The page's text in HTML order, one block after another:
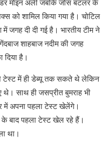
मोइन अली जबकि जोस बटलर के
को शामिल किया गया है। चोटिल
जगह दी दी गई है। भारतीय टीम ने
शाहबाज नदीम की जगह
है।
टेस्ट में ही डेब्यू तक सकते थे लेकिन
साथ ही जसप्रीत बुमराह भी
में अपना पहला टेस्ट खेलेंगे।
के बाद पहला टेस्ट खेल रहे हैं।
था।